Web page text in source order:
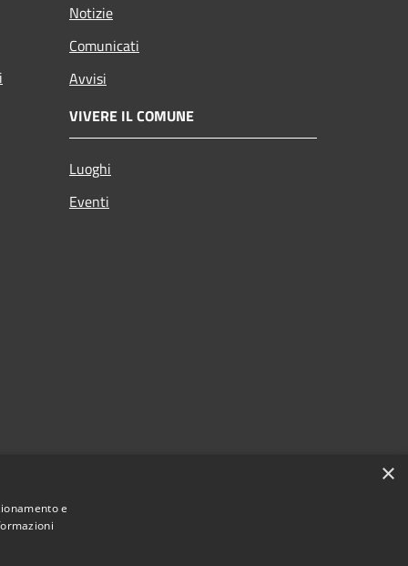
Notizie
Comunicati
Avvisi
VIVERE IL COMUNE
Luoghi
Eventi
×
e